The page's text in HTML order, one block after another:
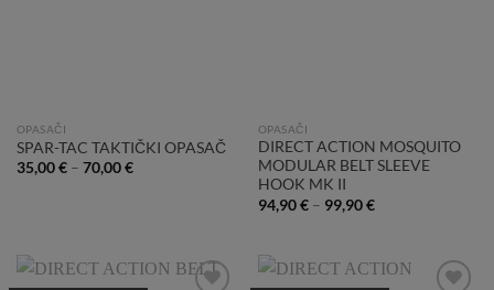
OPASAČI
SPAR-TAC TAKTIČKI OPASAČ
35,00€– 70,00€
OPASAČI
DIRECT ACTION MOSQUITO
MODULAR BELT SLEEVE
HOOK MK II
94,90€– 99,90€